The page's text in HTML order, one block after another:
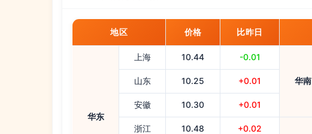
地区 价格 比昨日
华东
上海 10.44 -0.01
华南
山东 10.25 +0.01
安徽 10.30 +0.01
浙江 10.48 +0.02